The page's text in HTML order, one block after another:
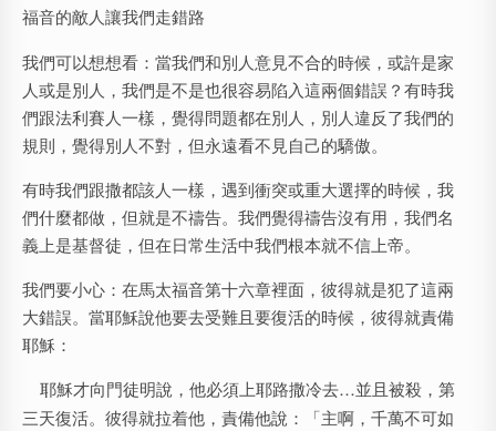
福音的敵人讓我們走錯路
我們可以想想看：當我們和別人意見不合的時候，或許是家
人或是別人，我們是不是也很容易陷入這兩個錯誤？有時我
們跟法利賽人一樣，覺得問題都在別人，別人違反了我們的
規則，覺得別人不對，但永遠看不見自己的驕傲。
有時我們跟撒都該人一樣，遇到衝突或重大選擇的時候，我
們什麼都做，但就是不禱告。我們覺得禱告沒有用，我們名
義上是基督徒，但在日常生活中我們根本就不信上帝。
我們要小心：在馬太福音第十六章裡面，彼得就是犯了這兩
大錯誤。當耶穌說他要去受難且要復活的時候，彼得就責備
耶穌：
耶穌才向門徒明說，他必須上耶路撒冷去…並且被殺，第
三天復活。彼得就拉着他，責備他說：「主啊，千萬不可如